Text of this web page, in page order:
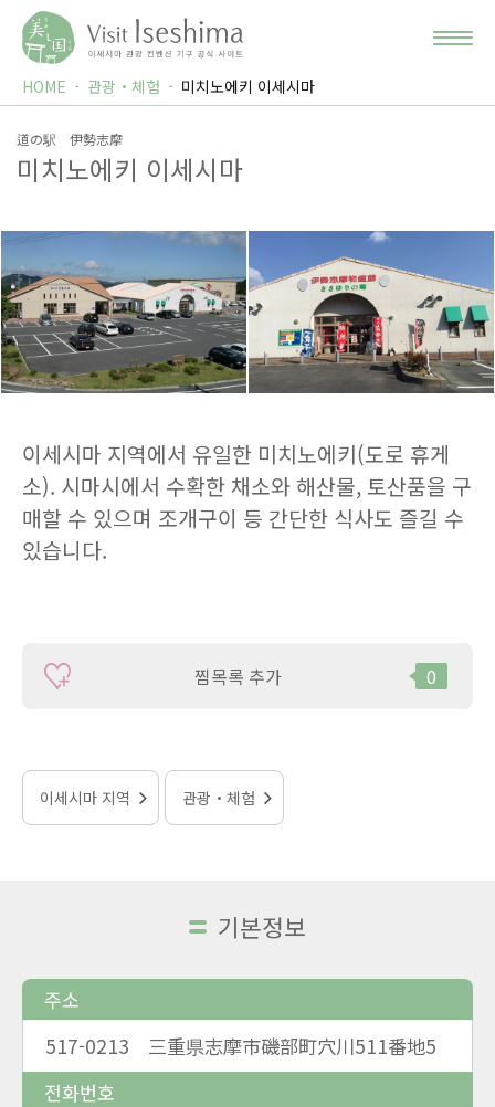
HOME 관광・체험 미치노에키 이세시마
道の駅 伊勢志摩
미치노에키 이세시마
이세시마 지역에서 유일한 미치노에키(도로 휴게
소). 시마시에서 수확한 채소와 해산물, 토산품을 구
매할 수 있으며 조개구이 등 간단한 식사도 즐길 수
있습니다.
찜목록 추가 0
이세시마 지역 관광・체험
기본정보
주소
517-0213 三重県志摩市磯部町穴川511番地5
전화번호